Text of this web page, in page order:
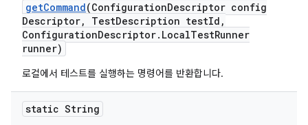
getCommand(ConfigurationDescriptor config
Descriptor, TestDescription testId ,
ConfigurationDescriptor. LocalTestRunner
runner)
로컬에서 테스트를 실행하는 명령어를 반환합니다.
static String